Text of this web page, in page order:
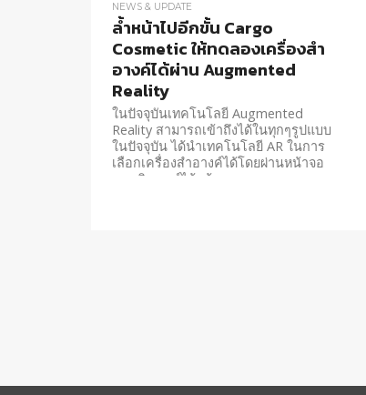
NEWS & UPDATE
ล้ำหน้าไปอีกขั้น Cargo
Cosmetic ให้ทดลองเครื่องสำ
อางค์ได้ผ่าน Augmented
Reality
ในปัจจุบันเทคโนโลยี Augmented
Reality สามารถเข้าถึงได้ในทุกๆรูปแบบ
ในปัจจุบัน ได้นำเทคโนโลยี AR ในการ
เลือกเครื่องสำอางค์ได้โดยผ่านหน้าจอ
คอมพิวเตอร์ได้แล้ว